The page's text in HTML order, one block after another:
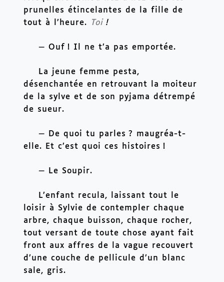
prunelles étincelantes de la fille de
tout à l’heure.
Toi !
— Ouf ! Il ne t’a pas emportée.
La jeune femme pesta,
désenchantée en retrouvant la moiteur
de la sylve et de son pyjama détrempé
de sueur.
— De quoi tu parles ? maugréa-t-
elle. Et c’est quoi ces histoires !
— Le Soupir.
L’enfant recula, laissant tout le
loisir à Sylvie de contempler chaque
arbre, chaque buisson, chaque rocher,
tout versant de toute chose ayant fait
front aux affres de la vague recouvert
d’une couche de pellicule d’un blanc
sale, gris.